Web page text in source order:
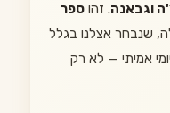
. זהו ספר
שנבחר אצלנו בגלל
אמיתי — לא רק